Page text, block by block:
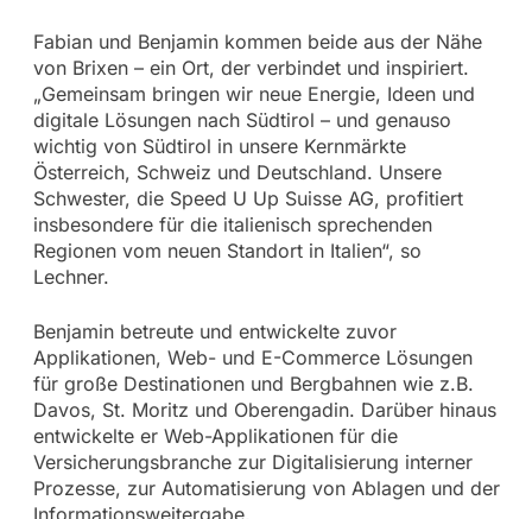
Fabian und Benjamin kommen beide aus der Nähe
von Brixen – ein Ort, der verbindet und inspiriert.
„Gemeinsam bringen wir neue Energie, Ideen und
digitale Lösungen nach Südtirol – und genauso
wichtig von Südtirol in unsere Kernmärkte
Österreich, Schweiz und Deutschland. Unsere
Schwester, die Speed U Up Suisse AG, profitiert
insbesondere für die italienisch sprechenden
Regionen vom neuen Standort in Italien“, so
Lechner.
Benjamin betreute und entwickelte zuvor
Applikationen, Web- und E-Commerce Lösungen
für große Destinationen und Bergbahnen wie z.B.
Davos, St. Moritz und Oberengadin. Darüber hinaus
entwickelte er Web-Applikationen für die
Versicherungsbranche zur Digitalisierung interner
Prozesse, zur Automatisierung von Ablagen und der
Informationsweitergabe.